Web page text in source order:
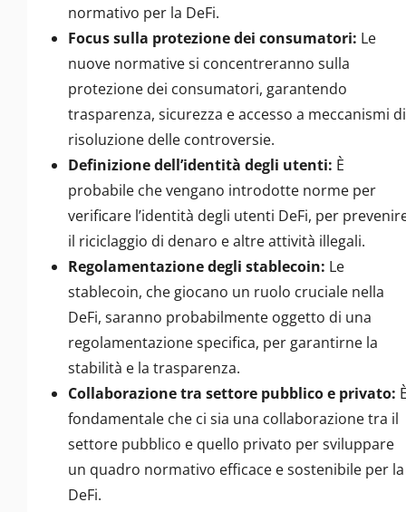
normativo per la DeFi.
Focus sulla protezione dei consumatori: Le
nuove normative si concentreranno sulla
protezione dei consumatori, garantendo
trasparenza, sicurezza e accesso a meccanismi di
risoluzione delle controversie.
Definizione dell’identità degli utenti: È
probabile che vengano introdotte norme per
verificare l’identità degli utenti DeFi, per
il riciclaggio di denaro e altre attività illegali.
Regolamentazione degli stablecoin: Le
stablecoin, che giocano un ruolo cruciale nella
DeFi, saranno probabilmente oggetto di una
regolamentazione specifica, per garantirne la
stabilità e la trasparenza.
Collaborazione tra settore pubblico e privato:
fondamentale che ci sia una collaborazione tra il
settore pubblico e quello privato per sviluppare
un quadro normativo efficace e sostenibile per la
DeFi.